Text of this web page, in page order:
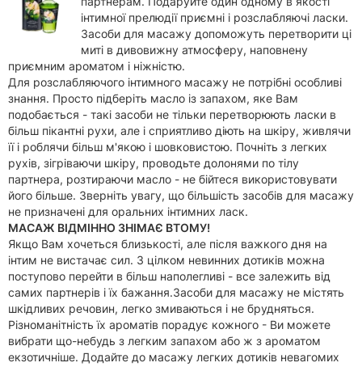
інтимної прелюдії приємні і розслабляючі ласки.
Засоби для масажу допоможуть перетворити ці
миті в дивовижну атмосферу, наповнену
приємним ароматом і ніжністю.
Для розслабляючого інтимного масажу не потрібні особливі
знання. Просто підберіть масло із запахом, яке Вам
подобається - такі засоби не тільки перетворюють ласки в
більш пікантні рухи, але і сприятливо діють на шкіру, живлячи
її і роблячи більш м'якою і шовковистою. Почніть з легких
рухів, зігріваючи шкіру, проводьте долонями по тілу
партнера, розтираючи масло - не бійтеся використовувати
його більше. Зверніть увагу, що більшість засобів для масажу
не призначені для оральних інтимних ласк.
МАСАЖ ВІДМІННО ЗНІМАЄ ВТОМУ!
Якщо Вам хочеться близькості, але після важкого дня на
інтим не вистачає сил. З цілком невинних дотиків можна
поступово перейти в більш наполегливі - все залежить від
самих партнерів і їх бажання.Засоби для масажу не містять
шкідливих речовин, легко змиваються і не брудняться.
Різноманітність їх ароматів порадує кожного - Ви можете
вибрати що-небудь з легким запахом або ж з ароматом
екзотичніше. Додайте до масажу легких дотиків невагомих